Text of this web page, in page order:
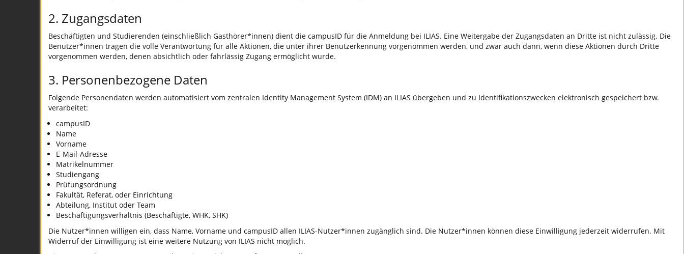
2. Zugangsdaten
Beschäftigten und Studierenden (einschließlich Gasthörer*innen) dient die campusID für die Anmeldung bei ILIAS. Eine Weitergabe der Zugangsdaten an Dritte ist nicht zulässig. Die
Benutzer*innen tragen die volle Verantwortung für alle Aktionen, die unter ihrer Benutzerkennung vorgenommen werden, und zwar auch dann, wenn diese Aktionen durch Dritte
vorgenommen werden, denen absichtlich oder fahrlässig Zugang ermöglicht wurde.
3. Personenbezogene Daten
Folgende Personendaten werden automatisiert vom zentralen Identity Management System (IDM) an ILIAS übergeben und zu Identifikationszwecken elektronisch gespeichert bzw.
verarbeitet:
campusID
Name
Vorname
E-Mail-Adresse
Matrikelnummer
Studiengang
Prüfungsordnung
Fakultät, Referat, oder Einrichtung
Abteilung, Institut oder Team
Beschäftigungsverhältnis (Beschäftigte, WHK, SHK)
Die Nutzer*innen willigen ein, dass Name, Vorname und campusID allen ILIAS-Nutzer*innen zugänglich sind. Die Nutzer*innen können diese Einwilligung jederzeit widerrufen. Mit
Widerruf der Einwilligung ist eine weitere Nutzung von ILIAS nicht möglich.